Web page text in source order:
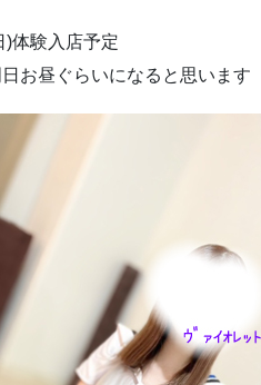
体験入店予定
お昼ぐらいになると思います